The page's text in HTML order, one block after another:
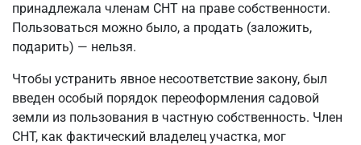
принадлежала членам СНТ на праве собственности.
Пользоваться можно было, а продать (заложить,
подарить) — нельзя.
Чтобы устранить явное несоответствие закону, был
введен особый порядок переоформления садовой
земли из пользования в частную собственность. Член
СНТ, как фактический владелец участка, мог